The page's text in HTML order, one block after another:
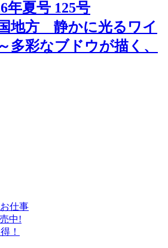
年夏号 125号
地方 静かに光るワイ
多彩なブドウが描く、